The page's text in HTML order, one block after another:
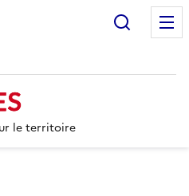
le territoire